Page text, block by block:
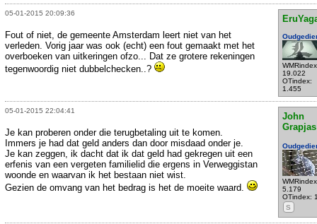
05-01-2015 20:09:36
19.022
OTindex:
1.455
Fout of niet, de gemeente Amsterdam leert niet van het
verleden. Vorig jaar was ook (echt) een fout gemaakt met het
overboeken van uitkeringen ofzo... Dat ze grotere rekeningen
tegenwoordig niet dubbelchecken..?
05-01-2015 22:04:41
John
Grapjas
5.179
OTindex:
S
Je kan proberen onder die terugbetaling uit te komen.
Immers je had dat geld anders dan door misdaad onder je.
Je kan zeggen, ik dacht dat ik dat geld had gekregen uit een
erfenis van een vergeten familielid die ergens in Verweggistan
woonde en waarvan ik het bestaan niet wist.
Gezien de omvang van het bedrag is het de moeite waard.